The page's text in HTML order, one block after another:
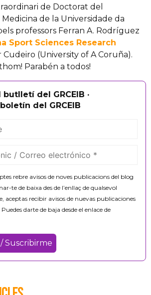
de Doctorat del
de la Universidade da
professors Ferran A. Rodríguez
Sport Sciences Research
Cudeiro (University of A Coruña).
Parabén a todos!
del GRCEIB ·
del GRCEIB
rebre avisos de noves publicacions del blog
te de baixa des de l’enllaç de qualsevol
aceptas recibir avisos de nuevas publicaciones
darte de baja desde el enlace de